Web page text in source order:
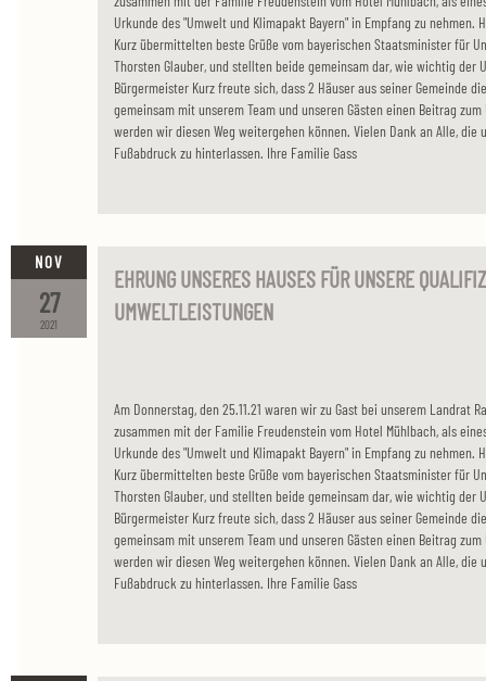
Urkunde des "Umwelt und Klimapakt Bayern" in Empfang zu
Kurz übermittelten beste Grüße vom bayerischen Staatsminister für
Thorsten Glauber, und stellten beide gemeinsam dar, wie wichtig
Bürgermeister Kurz freute sich, dass 2 Häuser aus seiner Gemeinde
gemeinsam mit unserem Team und unseren Gästen einen Beitrag
werden wir diesen Weg weitergehen können. Vielen Dank an Alle,
Fußabdruck zu hinterlassen. Ihre Familie Gass
2021
27
NOV
EHRUNG UNSERES HAUSES FÜR UNSERE
UMWELTLEISTUNGEN
Am Donnerstag, den 25.11.21 waren wir zu Gast bei unserem Landrat
zusammen mit der Familie Freudenstein vom Hotel Mühlbach, als
Urkunde des "Umwelt und Klimapakt Bayern" in Empfang zu
Kurz übermittelten beste Grüße vom bayerischen Staatsminister für
Thorsten Glauber, und stellten beide gemeinsam dar, wie wichtig
Bürgermeister Kurz freute sich, dass 2 Häuser aus seiner Gemeinde
gemeinsam mit unserem Team und unseren Gästen einen Beitrag
werden wir diesen Weg weitergehen können. Vielen Dank an Alle,
Fußabdruck zu hinterlassen. Ihre Familie Gass